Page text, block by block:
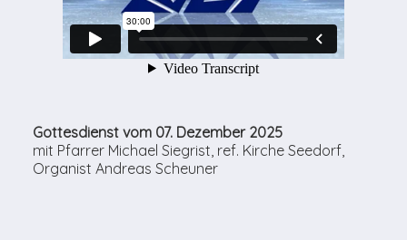
Gottesdienst vom 07. Dezember 2025
mit Pfarrer Michael Siegrist, ref. Kirche Seedorf,
Organist Andreas Scheuner